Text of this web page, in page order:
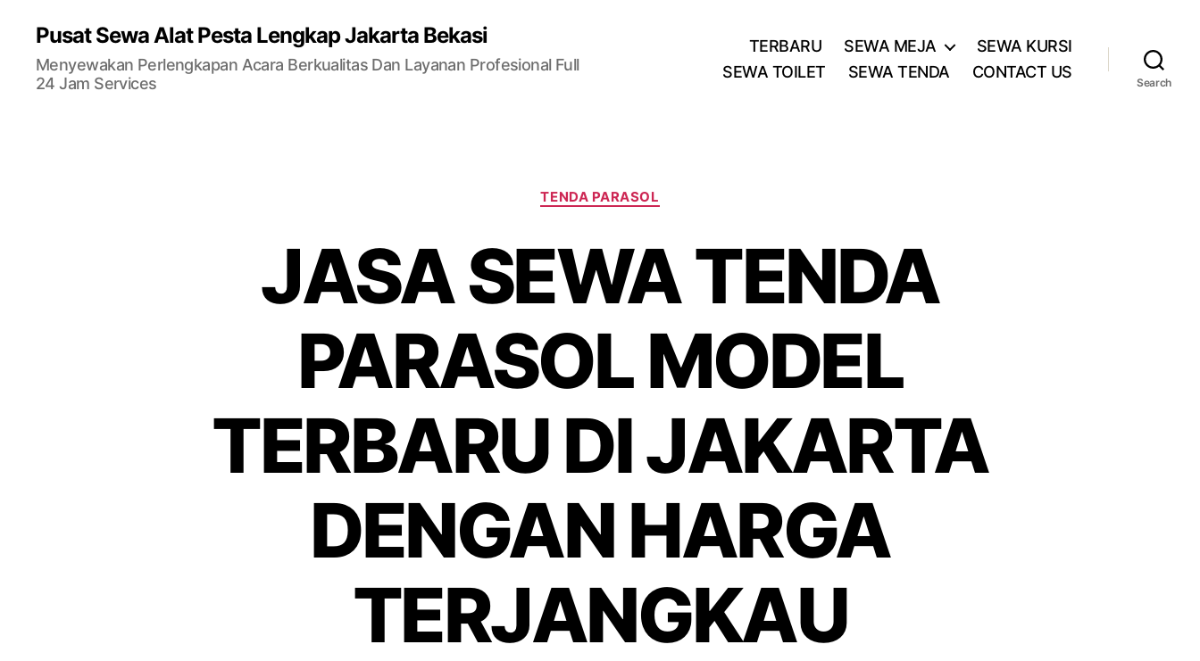
Pusat Sewa Alat Pesta Lengkap Jakarta Bekasi
Menyewakan Perlengkapan Acara Berkualitas Dan Layanan Profesional Full
24 Jam Services
TERBARU SEWA MEJA
SEWA KURSI
SEWA TOILET
SEWA TENDA CONTACT US
Search
Categories
TENDA PARASOL
JASA SEWA TENDA
PARASOL MODEL
TERBARU DI JAKARTA
DENGAN HARGA
TERJANGKAU